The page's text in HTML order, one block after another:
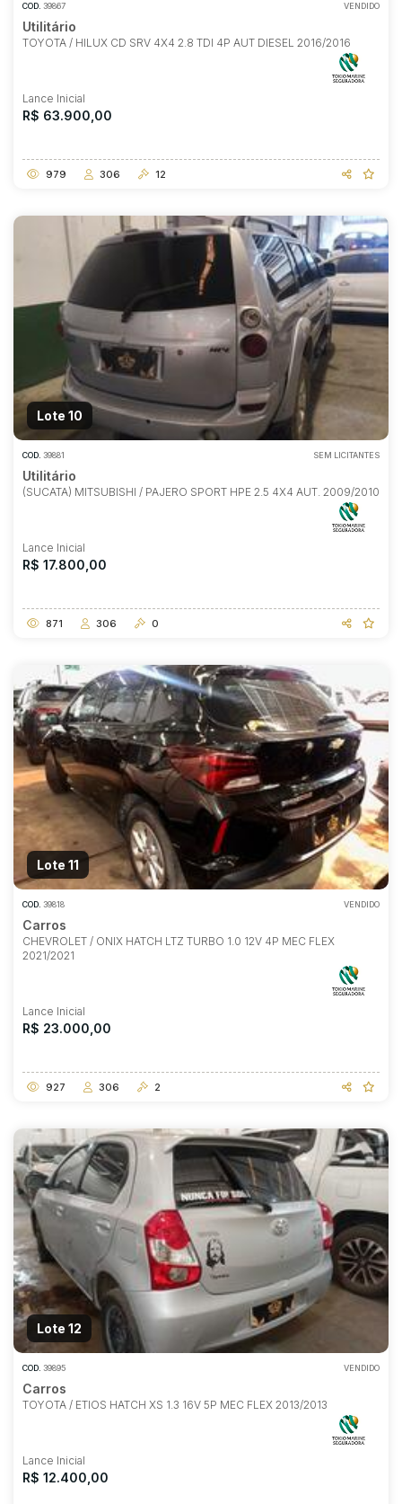
COD. 39867 VENDIDO
Utilitário
TOYOTA / HILUX CD SRV 4X4 2.8 TDI 4P AUT DIESEL 2016/2016
Lance Inicial
R$ 63.900,00
979 306 12
Lote 10
COD. 39881 SEM LICITANTES
Utilitário
(SUCATA) MITSUBISHI / PAJERO SPORT HPE 2.5 4X4 AUT. 2009/2010
Lance Inicial
R$ 17.800,00
871 306 0
Lote 11
COD. 39818 VENDIDO
Carros
CHEVROLET / ONIX HATCH LTZ TURBO 1.0 12V 4P MEC FLEX
2021/2021
Lance Inicial
R$ 23.000,00
927 306 2
Lote 12
COD. 39895 VENDIDO
Carros
TOYOTA / ETIOS HATCH XS 1.3 16V 5P MEC FLEX 2013/2013
Lance Inicial
R$ 12.400,00